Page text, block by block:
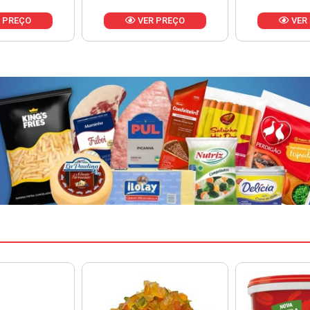
PREÇO VER PREÇO VER